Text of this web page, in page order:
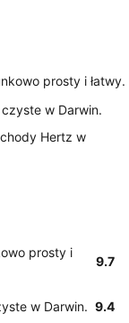
prosty i łatwy.
w Darwin.
Hertz w
prosty i
9.7
w Darwin. 9.4